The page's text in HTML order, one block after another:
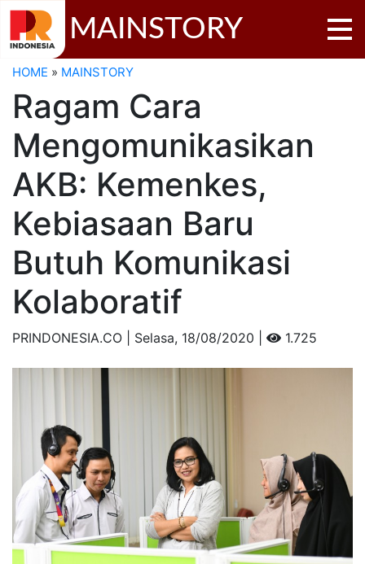
MAINSTORY
HOME » MAINSTORY
Ragam Cara
Mengomunikasikan
AKB: Kemenkes,
Kebiasaan Baru
Butuh Komunikasi
Kolaboratif
PRINDONESIA.CO | Selasa, 18/08/2020 | 1.725